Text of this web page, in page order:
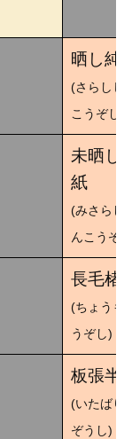
晒し純
(さらしじ
こうぞし)
未晒し
紙
(みさらし
んこうぞ
長毛楮
(ちょうも
うぞし)
板張半
(いたばり
ぞうし)